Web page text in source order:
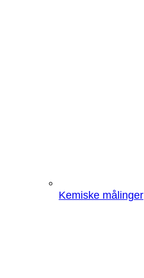
Kemiske målinger